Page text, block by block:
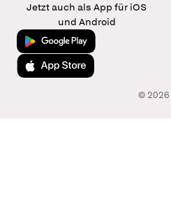
Jetzt auch als App für iOS
und Android
Jetzt bei Google Play
Laden im App Store
© 2026